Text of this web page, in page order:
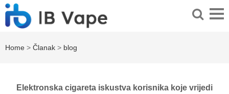
Home > Članak > blog
Elektronska cigareta iskustva korisnika koje vrijedi